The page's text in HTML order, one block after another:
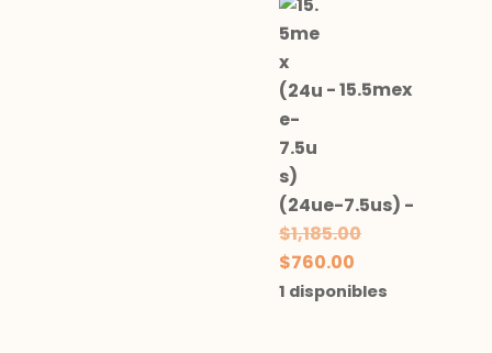
-15.5mex
(24ue-7.5us) -
$1,185.00El
original
$760.00
precio
1 disponibles